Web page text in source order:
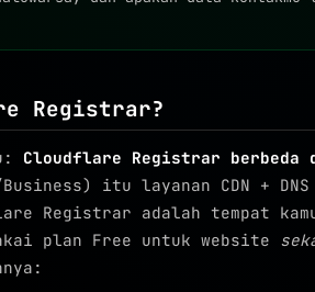
Registrar?
Cloudflare Registrar
itu layanan CDN +
Registrar adalah tempat kamu
plan Free untuk website